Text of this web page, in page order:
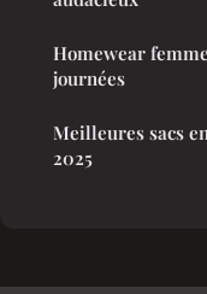
Homewear
journées
Meilleures sacs
2025